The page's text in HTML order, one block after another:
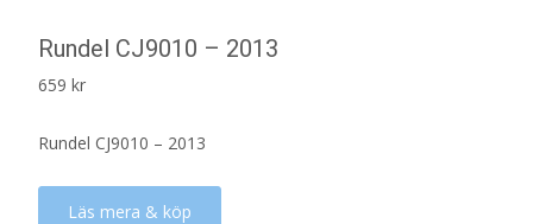
Rundel CJ9010 – 2013
659 kr
Rundel CJ9010 – 2013
Läs mera & köp